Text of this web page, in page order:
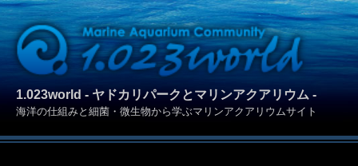
1.023world - ヤドカリパークとマリンアクアリウム -
海洋の仕組みと細菌・微生物から学ぶマリンアクアリウムサイト